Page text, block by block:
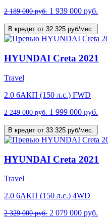
2 189 000 руб. 1 939 000 руб.
В кредит от 32 325 руб/мес.
HYUNDAI Creta 2021
Travel
2.0 6AКП (150 л.с.) FWD
2 249 000 руб. 1 999 000 руб.
В кредит от 33 325 руб/мес.
HYUNDAI Creta 2021
Travel
2.0 6AКП (150 л.с.) 4WD
2 329 000 руб. 2 079 000 руб.